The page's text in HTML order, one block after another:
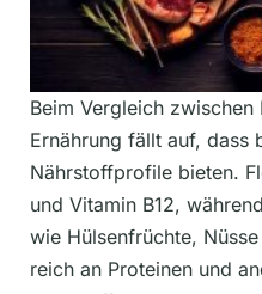
Beim Vergleich
Ernährung fällt auf, dass
Nährstoffprofile bieten.
und Vitamin B12,
wie Hülsenfrüchte,
reich an Proteinen und